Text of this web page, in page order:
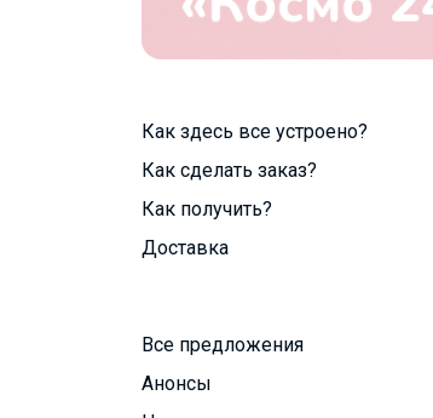
Как здесь все устроено?
Как сделать заказ?
Как получить?
Доставка
Все предложения
Анонсы